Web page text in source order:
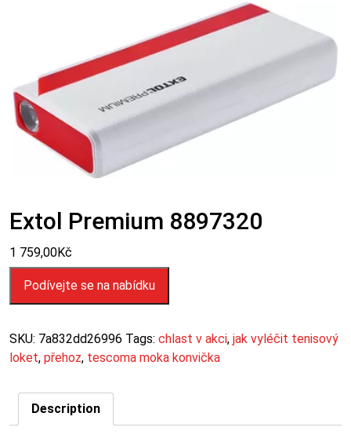
Extol Premium 8897320
1 759,00Kč
Podívejte se na nabídku
SKU: 7a832dd26996 Tags: chlast v akci, jak vyléčit tenisový
loket, přehoz, tescoma moka konvička
Description